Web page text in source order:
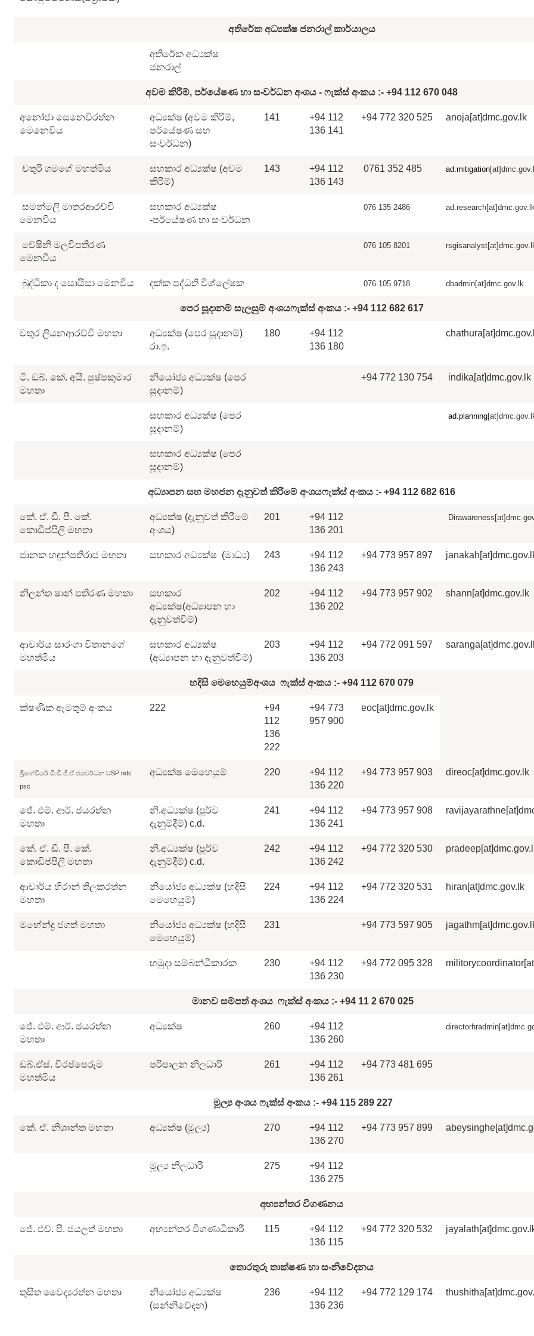
අතිරේක අධ්‍යක්ෂ ජනරාල් කාර්යාලය
අතිරේක අධ්‍යක්ෂ
ජනරාල්
අවම කිරීම්, පර්යේෂණ හා සංවර්ධන අංශය - ෆැක්ස් අංකය :-+94 112 670 048
අනෝජා සෙනෙවිරත්න
මෙනෙවිය
අධ්‍යක්ෂ (අවම කිරිම්,
පර්යේෂණ සහ
සංවර්ධන)
141
+94 112
136 141
+94 772 320 525 anoja[at]dmc.gov.lk
චතුරි ගමගේ මහත්මිය
සහකාර අධ්‍යක්ෂ (අවම
කිරිම්)
143
+94 112
136 143
0761 352 485 ad.mitigation
සමන්මලි මාතරආරච්චි
මෙනවිය
සහකාර අධ්‍යක්ෂ
-පර්යේෂණ හා සංවර්ධන
076 135 2486 ad.research
චේෂිනි මලවිපතිරණ
මෙනවිය
076 105 8201
බුද්ධිකා ද සොයිසා මෙනවිය දක්ක පද්ධති විශ්ලේෂක 076 105 9718 dbadmin[at]dmc.gov.lk
පෙර සූදානම් සැලසුම්අංශයෆැක්ස් අංකය :- +94 112 682 617
චතුර ලියනආරච්චි මහතා
අධ්‍යක්ෂ (පෙර සූදානම්)
රා.ඉ.
180
+94 112
136 180
ටී. ඩබ්. කේ. අයි. පුෂ්පකුමාර
මහතා
නියෝජ්‍ය අධ්‍යක්ෂ (පෙර
සූදානම්)
+94 772 130 754 indika[at]dmc.gov.lk
සහකාර අධ්‍යක්ෂ (පෙර
සූදානම්)
ad.planning
සහකාර අධ්‍යක්ෂ (පෙර
සූදානම්)
අධ්‍යාපන සහ මහජන දැනුවත් කිරීමේ අංශයෆැක්ස් අංකය :-+94 112 682 616
කේ. ඒ. ඩී. පී. කේ.
කොඩිප්පිලි මහතා
අධ්‍යක්ෂ (දැනුවත් කිරීමේ
අංශය)
201
+94 112
136 201
ජානක හඳුන්පතිරාජ මහතා සහකාර අධ්‍යක්ෂ (මාධ්‍ය) 243
+94 112
136 243
+94 773 957 897
නිලන්ත ෂාන් පතිරණ මහතා
සහකාර
අධ්‍යක්ෂ(අධ්‍යාපන හා
දැනුවත්වීම්)
202
+94 112
136 202
+94 773 957 902 shann[at]dmc.gov.lk
ආචාර්ය සාරංගා විතානගේ
මහත්මිය
සහකාර අධ්‍යක්ෂ
(අධ්‍යාපන හා දැනුවත්වීම්)
203
+94 112
136 203
+94 772 091 597
හදිසි මෙහෙයුම්අංශය ෆැක්ස් අංකය :-+94 112 670 079
ක්ෂණික ඇමතුම් අංකය 222
+94
112
136
222
+94 773
957 900
eoc[at]dmc.gov.lk
බ්‍රිගේඩියර් ඩී.ඩී.ජී.ඒ.ජයවර්ධන USP ndc
psc
අධ්‍යක්ෂ මෙහෙයුම් 220
+94 112
136 220
+94 773 957 903 direoc[at]dmc.gov.lk
ජේ. එම්. ආර්. ජයරත්න
මහතා
නි.අධ්‍යක්ෂ (පූර්ව
දැනුම්දීම්) c.d.
241
+94 112
136 241
+94 773 957 908
කේ. ඒ. ඩී. පී. කේ.
කොඩිප්පිලි මහතා
නි.අධ්‍යක්ෂ (පූර්ව
දැනුම්දීම්) c.d.
242
+94 112
136 242
+94 772 320 530
ආචාර්ය හිරාන් තිලකරත්න
මහතා
නියෝජ්‍ය අධ්‍යක්ෂ (හදිසි
මෙහෙයුම්)
224
+94 112
136 224
+94 772 320 531 hiran[at]dmc.gov.lk
මහේන්ද්‍ර ජගත් මහතා
නියෝජ්‍ය අධ්‍යක්ෂ (හදිසි
මෙහෙයුම්)
231 +94 773 597 905
හමුදා සම්බන්ධීකාරක 230
+94 112
136 230
+94 772 095 328
මානව සම්පත් අංශයෆැක්ස් අංකය :-+94 11 2 670 025
ජේ. එම්. ආර්. ජයරත්න
මහතා
අධ්‍යක්ෂ 260
+94 112
136 260
ඩබ්.ඒස්. වීරප්පෙරුම
මහත්මිය
පරිපාලන නිලධාරි 261
+94 112
136 261
+94 773 481 695
මූල්‍ය අංශය ෆැක්ස් අංකය :- +94 115 289 227
කේ. ඒ. නිශාන්ත මහතා අධ්‍යක්ෂ (මූල්‍ය) 270
+94 112
136 270
+94 773 957 899
මූල්‍ය නිලධාරි 275
+94 112
136 275
අභ්‍යන්තර විගණනය
ජේ. එච්. පී. ජයලත් මහතා අභ්‍යන්තර විගණාධිකාරී 115
+94 112
136 115
+94 772 320 532
තොරතුරු තාක්ෂණ හා සංනිවේදනය
තුසිත වෛද්‍යරත්න මහතා
නියෝජ්‍ය අධ්‍යක්ෂ
(සන්නිවේදන)
236
+94 112
136 236
+94 772 129 174